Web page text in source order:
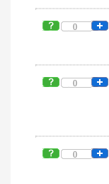
0
0
0